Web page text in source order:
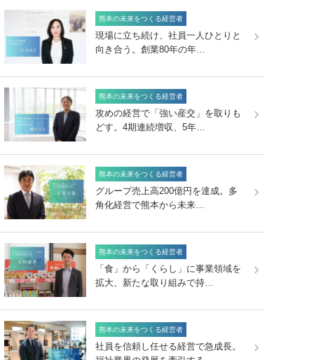
熊本の未来をつくる経営者
現場に立ち続け、社員一人ひとりと
向き合う。創業80年の年…
熊本の未来をつくる経営者
攻めの経営で「強い産交」を取りも
どす。4期連続増収、5年…
熊本の未来をつくる経営者
グループ売上高200億円を達成。多
角化経営で熊本から未来…
熊本の未来をつくる経営者
「食」から「くらし」に事業領域を
拡大、新たな取り組みで持…
熊本の未来をつくる経営者
社員を信頼し任せる経営で急成長。